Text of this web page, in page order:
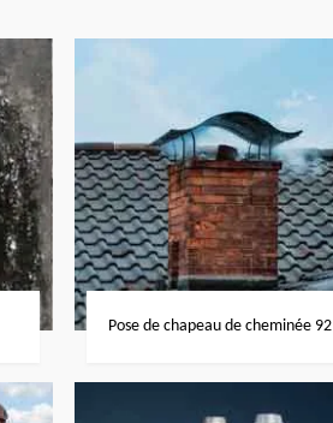
Pose de chapeau de cheminée 92